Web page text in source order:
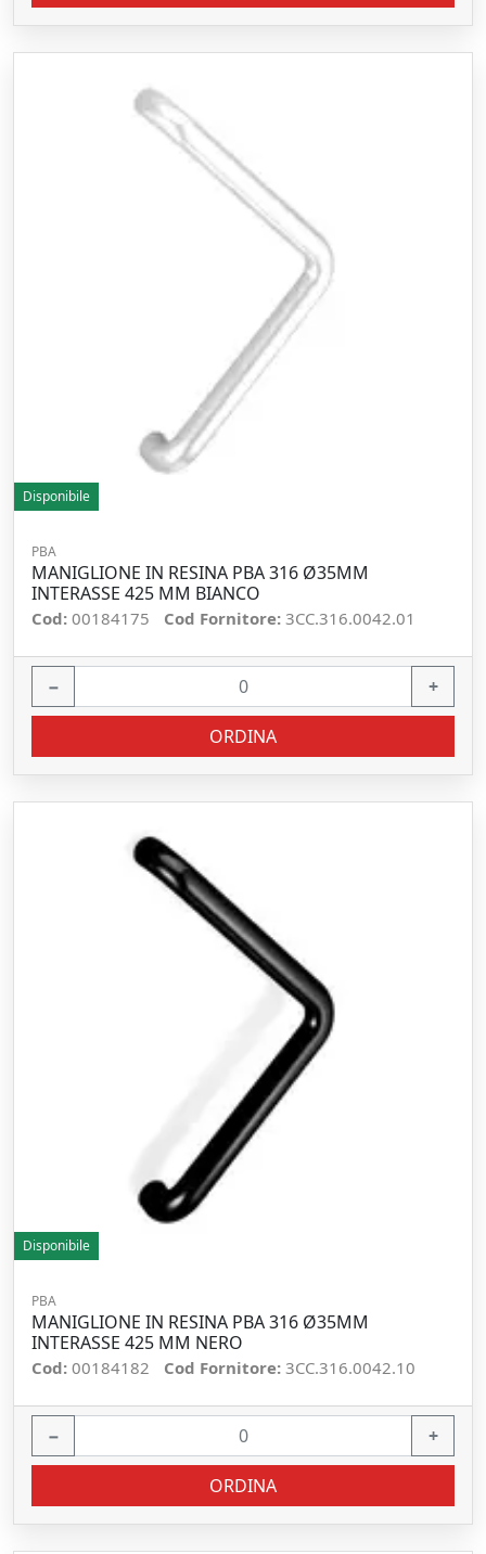
Disponibile
PBA
MANIGLIONE IN RESINA PBA 316 Ø35MM
INTERASSE 425 MM BIANCO
Cod: 00184175 Cod Fornitore: 3CC.316.0042.01
− +
ORDINA
Disponibile
PBA
MANIGLIONE IN RESINA PBA 316 Ø35MM
INTERASSE 425 MM NERO
Cod: 00184182 Cod Fornitore: 3CC.316.0042.10
− +
ORDINA